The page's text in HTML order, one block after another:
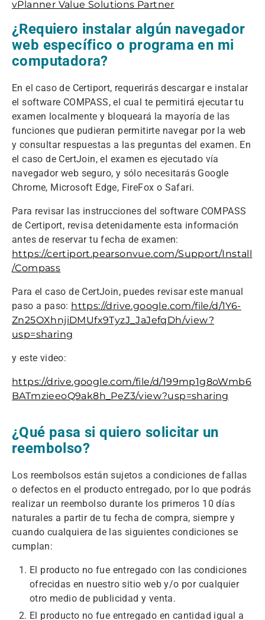
vPlanner Value Solutions Partner
¿Requiero instalar algún navegador
web específico o programa en mi
computadora?
En el caso de Certiport, requerirás descargar e instalar
el software COMPASS, el cual te permitirá ejecutar tu
examen localmente y bloqueará la mayoría de las
funciones que pudieran permitirte navegar por la web
y consultar respuestas a las preguntas del examen. En
el caso de CertJoin, el examen es ejecutado vía
navegador web seguro, y sólo necesitarás Google
Chrome, Microsoft Edge, FireFox o Safari.
Para revisar las instrucciones del software COMPASS
de Certiport, revisa detenidamente esta información
antes de reservar tu fecha de examen:
https://certiport.pearsonvue.com/Support/Install
/Compass
Para el caso de CertJoin, puedes revisar este manual
paso a paso: https://drive.google.com/file/d/1Y6-
Zn25OXhnjiDMUfx9TyzJ_JaJefqDh/view?
usp=sharing
y este video:
https://drive.google.com/file/d/199mp1g8oWmb6
BATmzieeoQ9ak8h_PeZ3/view?usp=sharing
¿Qué pasa si quiero solicitar un
reembolso?
Los reembolsos están sujetos a condiciones de fallas
o defectos en el producto entregado, por lo que podrás
realizar un reembolso durante los primeros 10 días
naturales a partir de tu fecha de compra, siempre y
cuando cualquiera de las siguientes condiciones se
cumplan:
El producto no fue entregado con las condiciones
ofrecidas en nuestro sitio web y/o por cualquier
otro medio de publicidad y venta.
El producto no fue entregado en cantidad igual a